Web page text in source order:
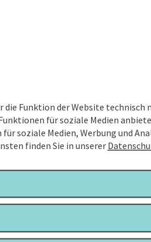
die Funktion der Website
für soziale Medien
soziale Medien, Werbung und
finden Sie in unserer